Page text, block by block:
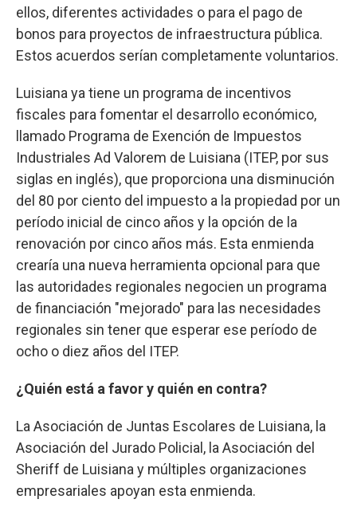
ellos, diferentes actividades o para el pago de
bonos para proyectos de infraestructura pública.
Estos acuerdos serían completamente voluntarios.
Luisiana ya tiene un programa de incentivos
fiscales para fomentar el desarrollo económico,
llamado Programa de Exención de Impuestos
Industriales Ad Valorem de Luisiana (ITEP, por sus
siglas en inglés), que proporciona una disminución
del 80 por ciento del impuesto a la propiedad por un
período inicial de cinco años y la opción de la
renovación por cinco años más. Esta enmienda
crearía una nueva herramienta opcional para que
las autoridades regionales negocien un programa
de financiación "mejorado" para las necesidades
regionales sin tener que esperar ese período de
ocho o diez años del ITEP.
¿Quién está a favor y quién en contra?
La Asociación de Juntas Escolares de Luisiana, la
Asociación del Jurado Policial, la Asociación del
Sheriff de Luisiana y múltiples organizaciones
empresariales apoyan esta enmienda.